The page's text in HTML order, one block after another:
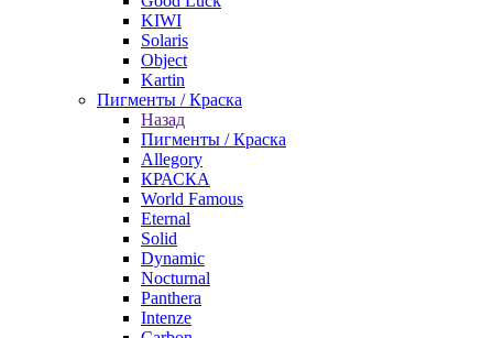
KIWI
Solaris
Object
Kartin
Пигменты / Краска
Назад
Пигменты / Краска
Allegory
КРАСКА
World Famous
Eternal
Solid
Dynamic
Nocturnal
Panthera
Intenze